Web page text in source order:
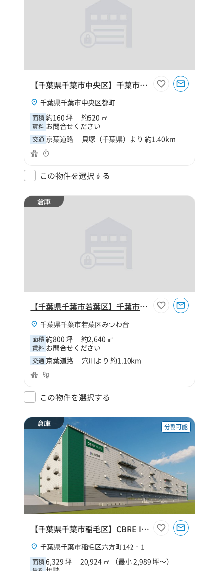
【千葉県千葉市中央区】千葉市中央区都町8丁目160坪倉庫
千葉県千葉市中央区都町
面積 約160 坪 約520 ㎡
賃料 お問合せください
交通 京葉道路 貝塚（千葉県）より 約1.40km
この物件を選択する
倉庫
【千葉県千葉市若葉区】千葉市若葉区みつわ台1丁目800坪倉庫
千葉県千葉市若葉区みつわ台
面積 約800 坪 約2,640 ㎡
賃料 お問合せください
交通 京葉道路 穴川より 約1.10km
この物件を選択する
倉庫 分割可能
【千葉県千葉市稲毛区】CBRE IM 千葉北Ⅳ
千葉県千葉市稲毛区六方町142‐1
面積 6,329 坪 20,924 ㎡ （最小 2,989 坪～）